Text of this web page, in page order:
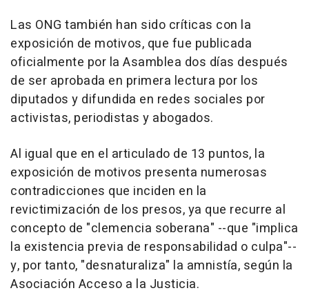
Las ONG también han sido críticas con la
exposición de motivos, que fue publicada
oficialmente por la Asamblea dos días después
de ser aprobada en primera lectura por los
diputados y difundida en redes sociales por
activistas, periodistas y abogados.
Al igual que en el articulado de 13 puntos, la
exposición de motivos presenta numerosas
contradicciones que inciden en la
revictimización de los presos, ya que recurre al
concepto de "clemencia soberana" --que "implica
la existencia previa de responsabilidad o culpa"--
y, por tanto, "desnaturaliza" la amnistía, según la
Asociación Acceso a la Justicia.